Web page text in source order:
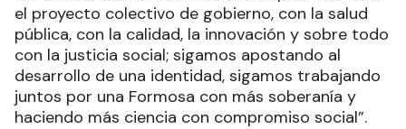
el proyecto colectivo de gobierno, con la salud
pública, con la calidad, la innovación y sobre todo
con la justicia social; sigamos apostando al
desarrollo de una identidad, sigamos trabajando
juntos por una Formosa con más soberanía y
haciendo más ciencia con compromiso social”.